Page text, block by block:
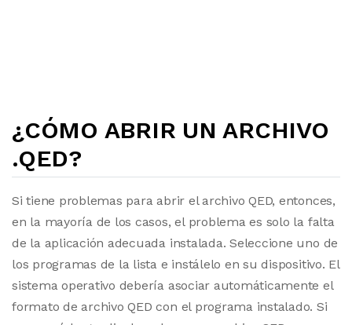
¿CÓMO ABRIR UN ARCHIVO
.QED?
Si tiene problemas para abrir el archivo QED, entonces,
en la mayoría de los casos, el problema es solo la falta
de la aplicación adecuada instalada. Seleccione uno de
los programas de la lista e instálelo en su dispositivo. El
sistema operativo debería asociar automáticamente el
formato de archivo QED con el programa instalado. Si